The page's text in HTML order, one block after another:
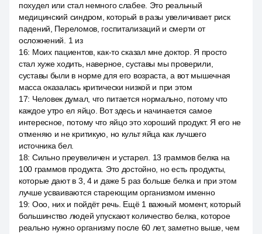
похудел или стал немного слабее. Это реальный
медицинский синдром, который в разы увеличивает риск
падений, Переломов, госпитализаций и смерти от
осложнений. 1 из
16: Моих пациентов, как-то сказал мне доктор. Я просто
стал хуже ходить, наверное, суставы мы проверили,
суставы были в норме для его возраста, а вот мышечная
масса оказалась критически низкой и при этом
17: Человек думал, что питается нормально, потому что
каждое утро ел яйцо. Вот здесь и начинается самое
интересное, потому что яйцо это хороший продукт. Я его не
отменяю и не критикую, но культ яйца как лучшего
источника бел.
18: Сильно преувеличен и устарел. 13 граммов белка на
100 граммов продукта. Это достойно, но есть продукты,
которые дают в 3, 4 и даже 5 раз больше белка и при этом
лучше усваиваются стареющим организмом именно
19: Ооо, них и пойдёт речь. Ещё 1 важный момент, который
большинство людей упускают количество белка, которое
реально нужно организму после 60 лет, заметно выше, чем